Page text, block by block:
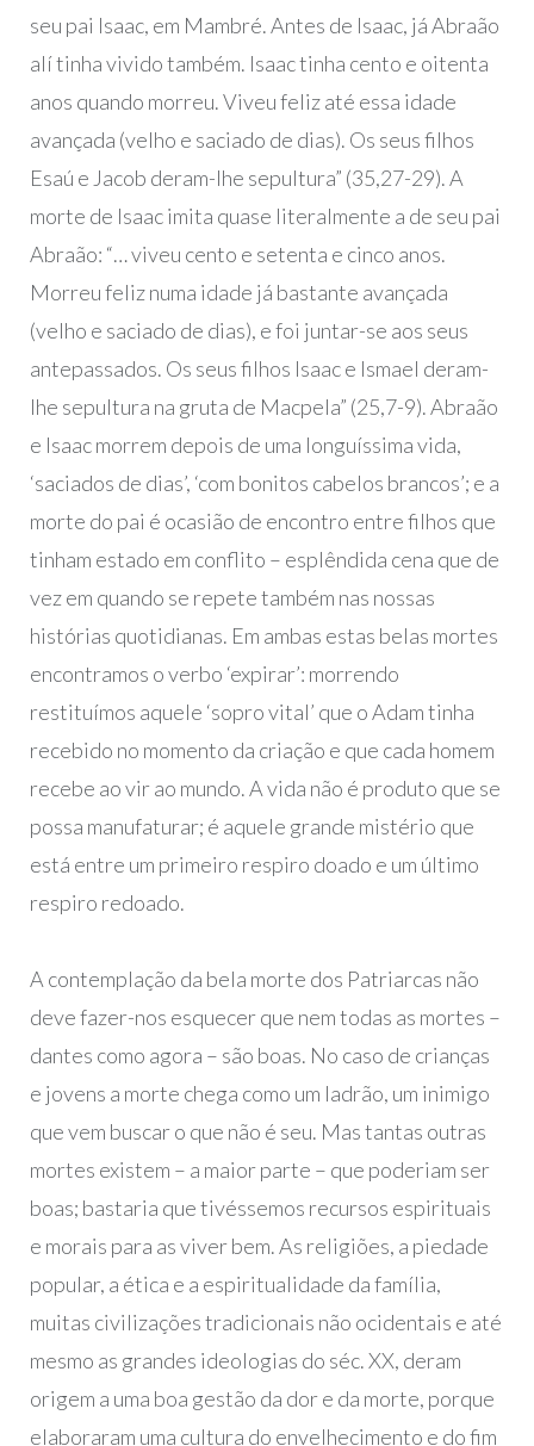
seu pai Isaac, em Mambré. Antes de Isaac, já Abraão
alí tinha vivido também. Isaac tinha cento e oitenta
anos quando morreu. Viveu feliz até essa idade
avançada (velho e saciado de dias). Os seus filhos
Esaú e Jacob deram-lhe sepultura” (35,27-29). A
morte de Isaac imita quase literalmente a de seu pai
Abraão: “… viveu cento e setenta e cinco anos.
Morreu feliz numa idade já bastante avançada
(velho e saciado de dias), e foi juntar-se aos seus
antepassados. Os seus filhos Isaac e Ismael deram-
lhe sepultura na gruta de Macpela” (25,7-9). Abraão
e Isaac morrem depois de uma longuíssima vida,
‘saciados de dias’, ‘com bonitos cabelos brancos’; e a
morte do pai é ocasião de encontro entre filhos que
tinham estado em conflito – esplêndida cena que de
vez em quando se repete também nas nossas
histórias quotidianas. Em ambas estas belas mortes
encontramos o verbo ‘expirar’: morrendo
restituímos aquele ‘sopro vital’ que o Adam tinha
recebido no momento da criação e que cada homem
recebe ao vir ao mundo. A vida não é produto que se
possa manufaturar; é aquele grande mistério que
está entre um primeiro respiro doado e um último
respiro redoado.
A contemplação da bela morte dos Patriarcas não
deve fazer-nos esquecer que nem todas as mortes –
dantes como agora – são boas. No caso de crianças
e jovens a morte chega como um ladrão, um inimigo
que vem buscar o que não é seu. Mas tantas outras
mortes existem – a maior parte – que poderiam ser
boas; bastaria que tivéssemos recursos espirituais
e morais para as viver bem. As religiões, a piedade
popular, a ética e a espiritualidade da família,
muitas civilizações tradicionais não ocidentais e até
mesmo as grandes ideologias do séc. XX, deram
origem a uma boa gestão da dor e da morte, porque
elaboraram uma cultura do envelhecimento e do fim